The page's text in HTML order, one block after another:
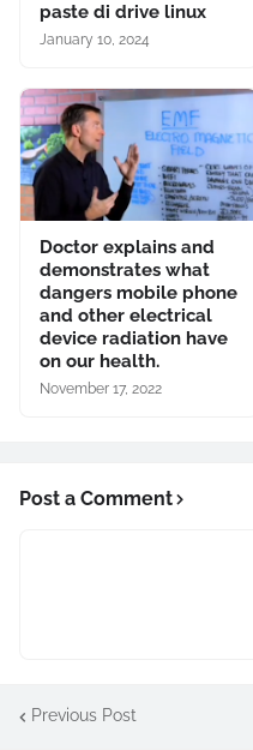
paste di drive linux
January 10, 2024
Doctor explains and
demonstrates what
dangers mobile phone
and other electrical
device radiation have
on our health.
November 17, 2022
Post a Comment
Previous Post